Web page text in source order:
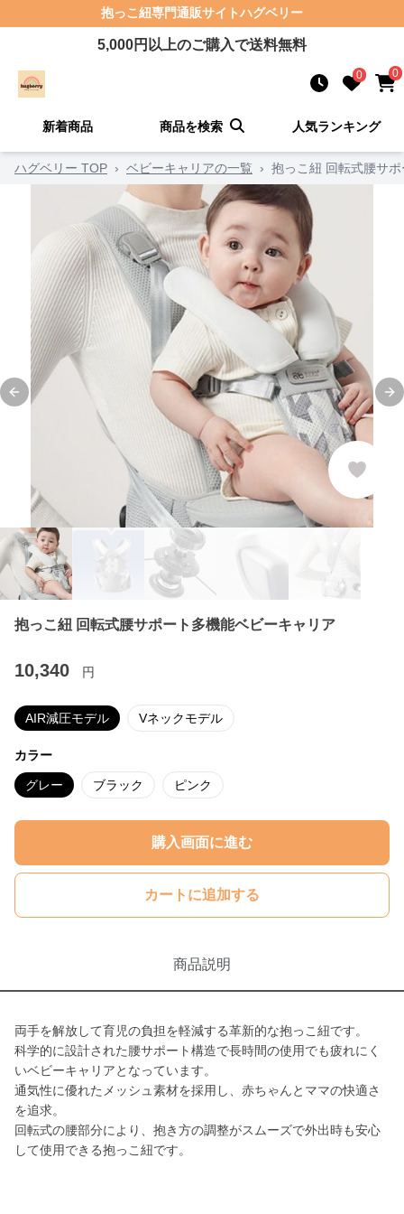
抱っこ紐専門通販サイトハグベリー
5,000円以上のご購入で送料無料
0 0
新着商品 商品を検索 人気ランキング
ハグベリー TOP › ベビーキャリアの一覧 › 抱っこ紐 回転式腰サ
Previous slide
抱っこ紐 回転式腰サポート多機能ベビーキャリア
10,340 円
AIR減圧モデル Vネックモデル
カラー
グレー ブラック ピンク
購入画面に進む
カートに追加する
商品説明
両手を解放して育児の負担を軽減する革新的な抱っこ紐です。
科学的に設計された腰サポート構造で長時間の使用でも疲れにく
いベビーキャリアとなっています。
通気性に優れたメッシュ素材を採用し、赤ちゃんとママの快適さ
を追求。
回転式の腰部分により、抱き方の調整がスムーズで外出時も安心
して使用できる抱っこ紐です。